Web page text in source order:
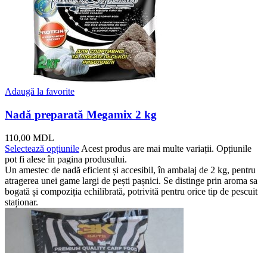
Adaugă la favorite
Nadă preparată Megamix 2 kg
110,00 MDL
Selectează opțiunile Acest produs are mai multe variații. Opțiunile
pot fi alese în pagina produsului.
Un amestec de nadă eficient și accesibil, în ambalaj de 2 kg, pentru
atragerea unei game largi de pești pașnici. Se distinge prin aroma sa
bogată și compoziția echilibrată, potrivită pentru orice tip de pescuit
staționar.